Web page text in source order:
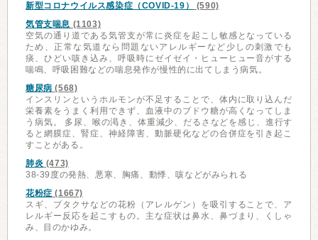
新型コロナウイルス感染症（COVID-19）
(590)
気管支喘息 (1103)
空気の通り道である気管支が常に炎症を起こし敏感となっている
ため、正常な気道なら問題ないアレルギーなど少しの刺激でも
痰、ひどい咳き込み、呼吸時にゼイゼイ・ヒューヒュー音がする
喘鳴、呼吸困難などの喘息発作が慢性的に出てしまう病気。
糖尿病 (568)
インスリンというホルモンが不足することで、体内に取り込んだ
栄養素をうまく利用できず、血液中のブドウ糖が高くなってしま
う病気。 多尿、喉の渇き、体重減少、だるさなどを感じ、進行す
ると網膜症、腎症、神経障害、動脈硬化などの合併症を引き起こ
すことがある。
肺炎 (473)
38-39度の発熱、悪寒、胸痛、動悸、咳などがみられる
花粉症 (1667)
スギ、ブタクサなどの花粉（アレルゲン）を吸引することで、ア
レルギー反応を起こすもの。主な症状は鼻水、鼻づまり、くしゃ
み、目のかゆみ。